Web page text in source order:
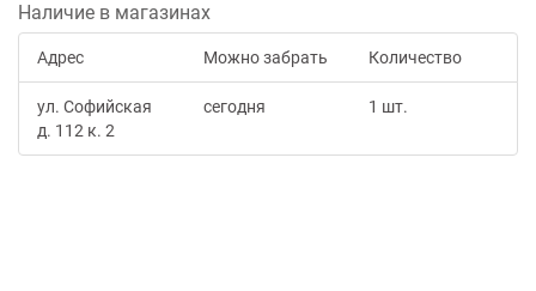
Наличие в магазинах
Адрес Можно забрать Количество
ул. Софийская
д. 112 к. 2
сегодня 1 шт.